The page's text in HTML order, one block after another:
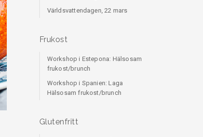
Världsvattendagen, 22 mars
Frukost
Workshop i Estepona: Hälsosam
frukost/brunch
Workshop i Spanien: Laga
Hälsosam frukost/brunch
Glutenfritt